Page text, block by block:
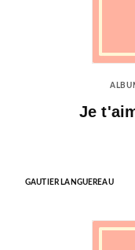
Je
GAUTIER LANGUEREAU